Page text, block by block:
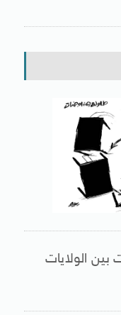
بين الولايات